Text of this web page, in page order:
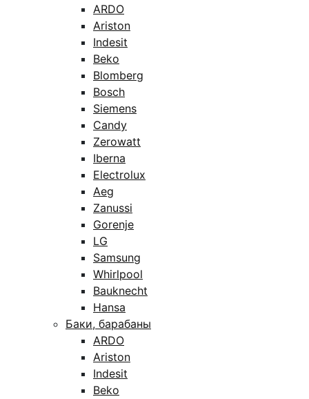
ARDO
Ariston
Indesit
Beko
Blomberg
Bosch
Siemens
Candy
Zerowatt
Iberna
Electrolux
Aeg
Zanussi
Gorenje
LG
Samsung
Whirlpool
Bauknecht
Hansa
Баки, барабаны
ARDO
Ariston
Indesit
Beko